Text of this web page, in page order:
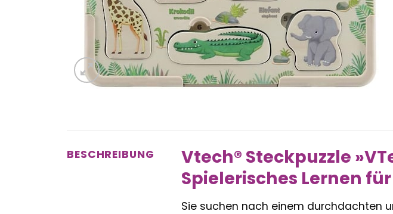
BESCHREIBUNG
Vtech® Steckpuzzle
Spielerisches Lernen
Sie suchen nach einem durchdachten